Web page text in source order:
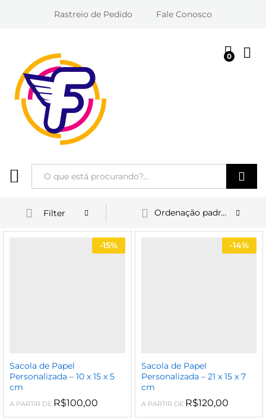
Rastreio de Pedido Fale Conosco
0
Filter
Ordenação padrão
-15%
Sacola de Papel
Personalizada – 10 x 15 x 5
cm
A PARTIR DE R$100,00
-14%
Sacola de Papel
Personalizada – 21 x 15 x 7
cm
A PARTIR DE R$120,00